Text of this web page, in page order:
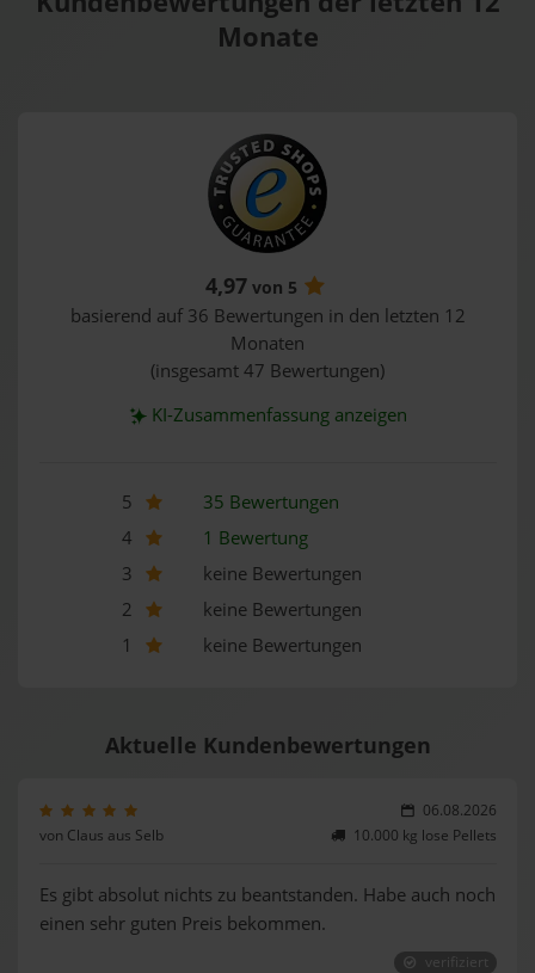
Monate
4,97 von 5
basierend auf 36 Bewertungen in den letzten 12
Monaten
(insgesamt 47 Bewertungen)
KI-Zusammenfassung anzeigen
5
35 Bewertungen
4
1 Bewertung
3
keine Bewertungen
2
keine Bewertungen
1
keine Bewertungen
Aktuelle Kundenbewertungen
06.08.2026
von Claus aus Selb
10.000 kg lose Pellets
Es gibt absolut nichts zu beantstanden. Habe auch noch
einen sehr guten Preis bekommen.
verifiziert